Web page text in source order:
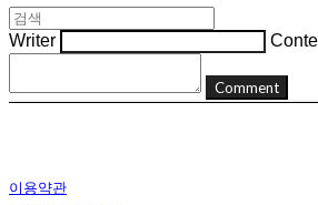
Writer
Comment
이용약관